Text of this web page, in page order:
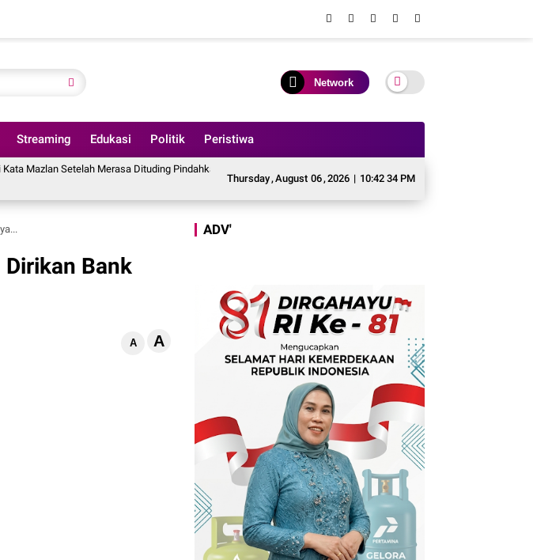
Network
Streaming Edukasi Politik Peristiwa
Thursday,August 06,2026 | 10:42 36 PM
Merasa Dituding Pindahkan Anggaran Perbaikan Jalan Simpang Betung - Pintas ke Jalan Padang Lamo
Dirikan Bank
A A
ADV'